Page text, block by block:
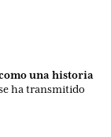
una historia
ha transmitido